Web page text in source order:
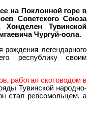
на Поклонной горе в
Советского Союза
Тувинской
Чургуй-оола.
рождения легендарного
республику своим
работал скотоводом в
Тувинской народно-
стал ревсомольцем, а